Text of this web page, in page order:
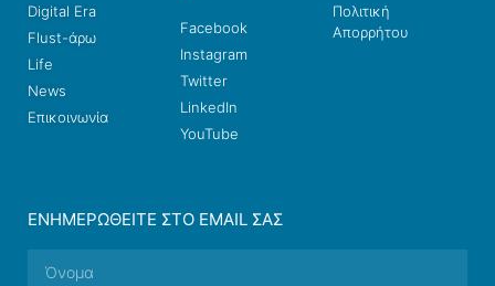
Digital Era
Flust-άρω
Life
News
Επικοινωνία
Facebook
Instagram
Twitter
LinkedIn
YouTube
Πολιτική
Απορρήτου
ΕΝΗΜΕΡΩΘΕΊΤΕ ΣΤΟ EMAIL ΣΑΣ